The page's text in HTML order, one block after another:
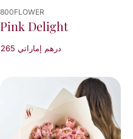
800FLOWER
Pink Delight
265 درهم إماراتي